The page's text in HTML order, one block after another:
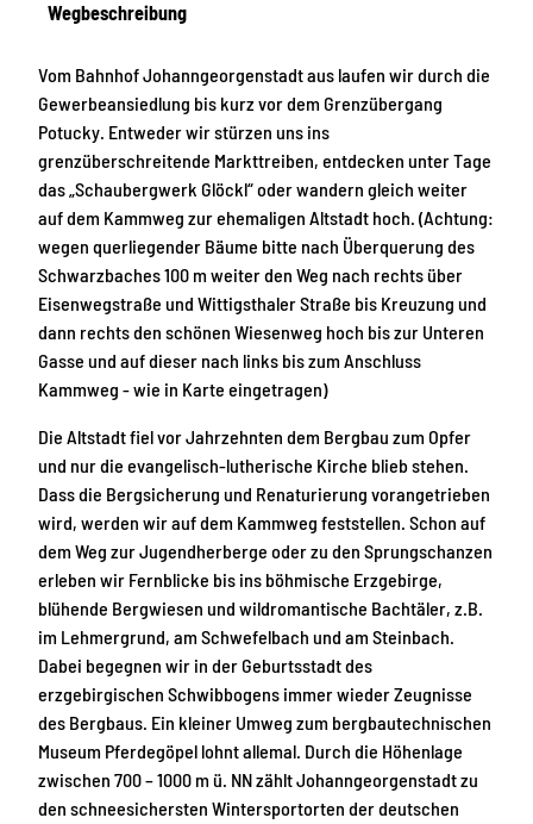
Wegbeschreibung
Vom Bahnhof Johanngeorgenstadt aus laufen wir durch die
Gewerbeansiedlung bis kurz vor dem Grenzübergang
Potucky. Entweder wir stürzen uns ins
grenzüberschreitende Markttreiben, entdecken unter Tage
das „Schaubergwerk Glöckl“ oder wandern gleich weiter
auf dem Kammweg zur ehemaligen Altstadt hoch. (Achtung:
wegen querliegender Bäume bitte nach Überquerung des
Schwarzbaches 100 m weiter den Weg nach rechts über
Eisenwegstraße und Wittigsthaler Straße bis Kreuzung und
dann rechts den schönen Wiesenweg hoch bis zur Unteren
Gasse und auf dieser nach links bis zum Anschluss
Kammweg - wie in Karte eingetragen)
Die Altstadt fiel vor Jahrzehnten dem Bergbau zum Opfer
und nur die evangelisch-lutherische Kirche blieb stehen.
Dass die Bergsicherung und Renaturierung vorangetrieben
wird, werden wir auf dem Kammweg feststellen. Schon auf
dem Weg zur Jugendherberge oder zu den Sprungschanzen
erleben wir Fernblicke bis ins böhmische Erzgebirge,
blühende Bergwiesen und wildromantische Bachtäler, z.B.
im Lehmergrund, am Schwefelbach und am Steinbach.
Dabei begegnen wir in der Geburtsstadt des
erzgebirgischen Schwibbogens immer wieder Zeugnisse
des Bergbaus. Ein kleiner Umweg zum bergbautechnischen
Museum Pferdegöpel lohnt allemal. Durch die Höhenlage
zwischen 700 – 1000 m ü. NN zählt Johanngeorgenstadt zu
den schneesichersten Wintersportorten der deutschen